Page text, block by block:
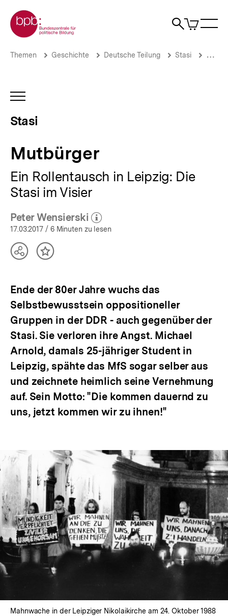
zum
Seiteninhalt
springen
Zur Startseite der bpb
Suche
Artikel
im
Mutbürger
bpb.de
Brotkrümelnavigation
Pfadnavigation
Themen Geschichte Deutsche Teilung Stasi
INHALTSNAVIGATION
Stasi
Mutbürger
Ein Rollentausch in Leipzig: Die
Stasi im Visier
Peter Wensierski
(Mehr zum Autor)
öffnen
17.03.2017 / 6 Minuten zu lesen
TeilenInhalt
Ende der 80er Jahre wuchs das
Selbstbewusstsein oppositioneller
Gruppen in der DDR - auch gegenüber der
Stasi. Sie verloren ihre Angst. Michael
Arnold, damals 25-jähriger Student in
Leipzig, spähte das MfS sogar selber aus
und zeichnete heimlich seine Vernehmung
auf. Sein Motto: "Die kommen dauernd zu
uns, jetzt kommen wir zu ihnen!"
Mahnwache in der Leipziger Nikolaikirche am 24. Oktober 1988